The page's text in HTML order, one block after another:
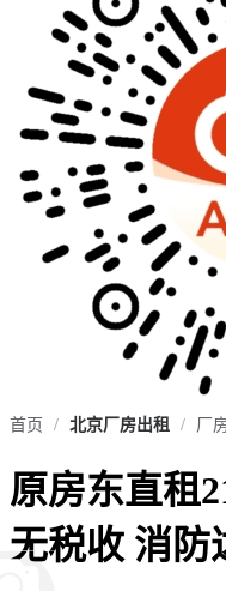
首页 / 北京厂房出租 / 厂
原房东直租
无税收 消防